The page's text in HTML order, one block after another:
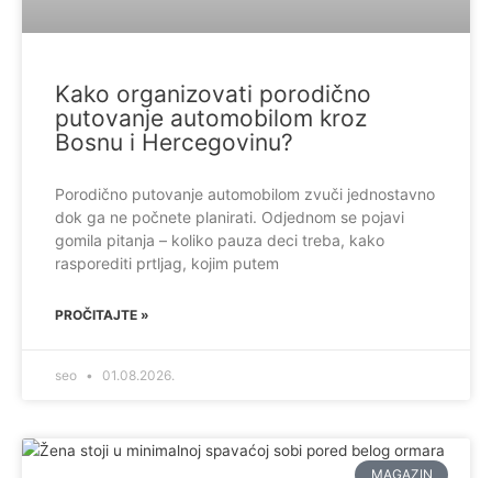
Kako organizovati porodično
putovanje automobilom kroz
Bosnu i Hercegovinu?
Porodično putovanje automobilom zvuči jednostavno
dok ga ne počnete planirati. Odjednom se pojavi
gomila pitanja – koliko pauza deci treba, kako
rasporediti prtljag, kojim putem
PROČITAJTE »
seo 01.08.2026.
MAGAZIN